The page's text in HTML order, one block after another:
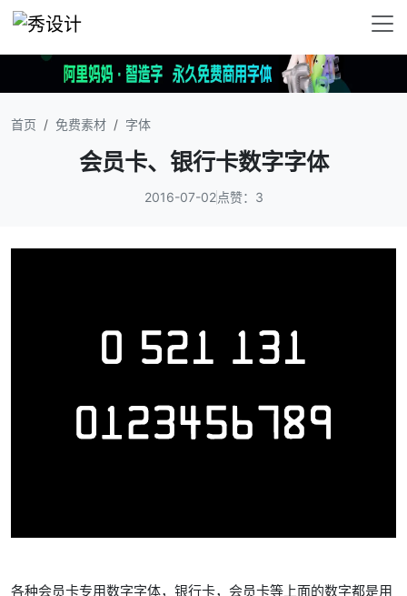
首页 免费素材 字体
会员卡、银行卡数字字体
2016-07-02 点赞：3
各种会员卡专用数字字体，银行卡，会员卡等上面的数字都是用